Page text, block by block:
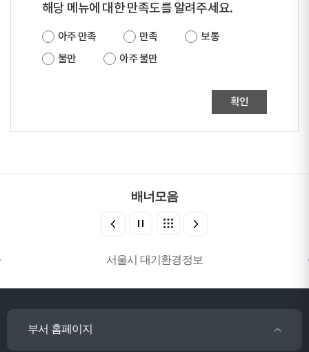
해당 메뉴에 대한 만족도를 알려주세요.
아주 만족 만족
보통
불만
아주 불만
확인
배너모음
서울시 대기환경정보
부서 홈페이지